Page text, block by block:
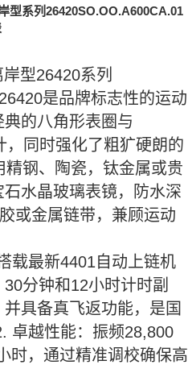
型系列26420SO.OO.A600CA.01
型26420系列
是品牌标志性的运动
的八角形表圈与
，同时强化了粗犷硬朗的
钢、陶瓷，钛金属或贵
水晶玻璃表镜，防水深
或金属链带，兼顾运动
载最新4401自动上链机
分钟和12小时计时副
具备真飞返功能，是国
卓越性能：振频28,800
时，通过精准调校确保高